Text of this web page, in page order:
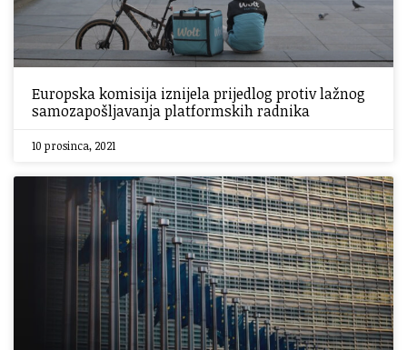
Europska komisija iznijela prijedlog protiv lažnog
samozapošljavanja platformskih radnika
10 prosinca, 2021